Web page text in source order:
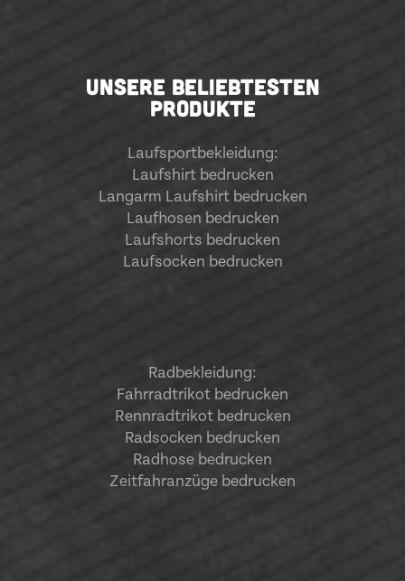
UNSERE BELIEBTESTEN
PRODUKTE
Laufsportbekleidung:
Laufshirt bedrucken
Langarm Laufshirt bedrucken
Laufhosen bedrucken
Laufshorts bedrucken
Laufsocken bedrucken
Radbekleidung:
Fahrradtrikot bedrucken
Rennradtrikot bedrucken
Radsocken bedrucken
Radhose bedrucken
Zeitfahranzüge bedrucken